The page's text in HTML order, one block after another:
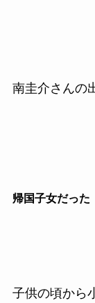
南圭介さんの
帰国子女だった
子供の頃から